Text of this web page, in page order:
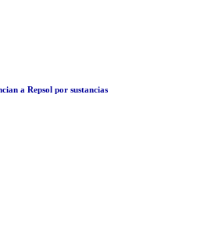
a Repsol por sustancias